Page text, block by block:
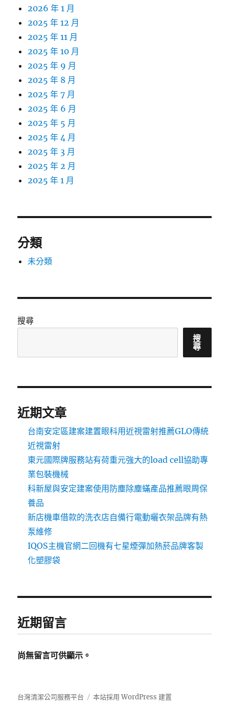
2026 年 1 月
2025 年 12 月
2025 年 11 月
2025 年 10 月
2025 年 9 月
2025 年 8 月
2025 年 7 月
2025 年 6 月
2025 年 5 月
2025 年 4 月
2025 年 3 月
2025 年 2 月
2025 年 1 月
分類
未分類
搜尋
搜
尋
近期文章
台南安定區建案建置眼科用近視雷射推薦GLO傳統
近視雷射
東元國際牌服務站有荷重元強大的load cell協助專
業包裝機械
科新屋與安定建案使用防塵除塵蟎產品推薦眼周保
養品
新店機車借款的洗衣店自備行電動曬衣架品牌有熱
泵維修
IQOS主機官網二回機有七星煙彈加熱菸品牌客製
化塑膠袋
近期留言
尚無留言可供顯示。
台灣清潔公司服務平台 本站採用 WordPress 建置